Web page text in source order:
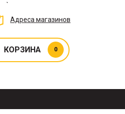
`
Адреса магазинов
КОРЗИНА 0